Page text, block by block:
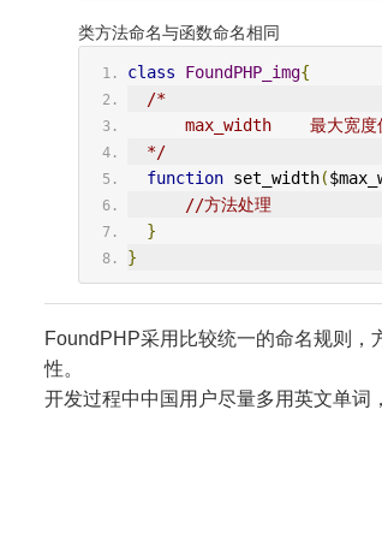
类方法命名与函数命名相同
class FoundPHP_img{
/*
max_width    最大宽度
  */
function set_width(
//方法处理
}
}
FoundPHP采用比较统一的命名规则
性。
开发过程中中国用户尽量多用英文单词